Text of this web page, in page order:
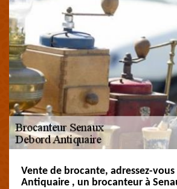
Vente de brocante, adressez-vous
Antiquaire , un brocanteur à